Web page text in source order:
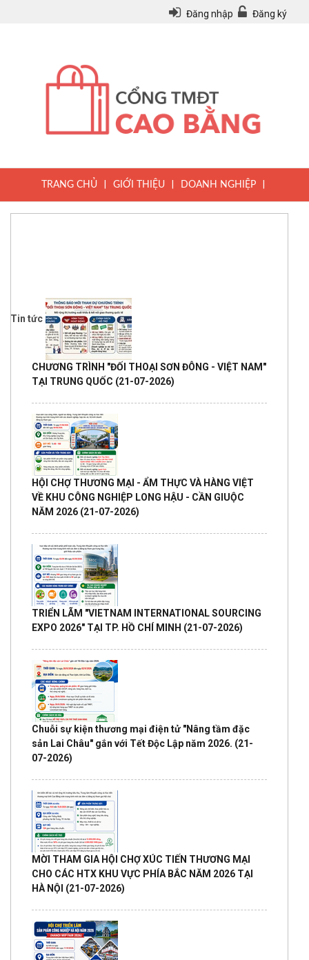
Đăng nhập Đăng ký
TRANG CHỦ GIỚI THIỆU DOANH NGHIỆP
| | |
Tin tức
CHƯƠNG TRÌNH "ĐỐI THOẠI SƠN ĐÔNG - VIỆT NAM"
TẠI TRUNG QUỐC (21-07-2026)
HỘI CHỢ THƯƠNG MẠI - ẨM THỰC VÀ HÀNG VIỆT
VỀ KHU CÔNG NGHIỆP LONG HẬU - CẦN GIUỘC
NĂM 2026 (21-07-2026)
TRIỂN LÃM "VIETNAM INTERNATIONAL SOURCING
EXPO 2026" TẠI TP. HỒ CHÍ MINH (21-07-2026)
Chuỗi sự kiện thương mại điện tử "Nâng tầm đặc
sản Lai Châu" gắn với Tết Độc Lập năm 2026. (21-
07-2026)
MỜI THAM GIA HỘI CHỢ XÚC TIẾN THƯƠNG MẠI
CHO CÁC HTX KHU VỰC PHÍA BẮC NĂM 2026 TẠI
HÀ NỘI (21-07-2026)